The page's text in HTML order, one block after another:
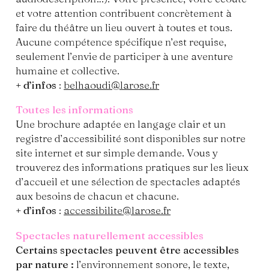
et votre attention contribuent concrètement à
faire du théâtre un lieu ouvert à toutes et tous.
Aucune compétence spécifique n’est requise,
seulement l’envie de participer à une aventure
humaine et collective.
+ d’infos :belhaoudi@larose.fr
Toutes les informations
Une brochure adaptée en langage clair et un
registre d’accessibilité sont disponibles sur notre
site internet et sur simple demande. Vous y
trouverez des informations pratiques sur les lieux
d’accueil et une sélection de spectacles adaptés
aux besoins de chacun et chacune.
+ d’infos : accessibilite@larose.fr
Spectacles naturellement accessibles
Certains spectacles peuvent être accessibles
par nature : l’environnement sonore, le texte,